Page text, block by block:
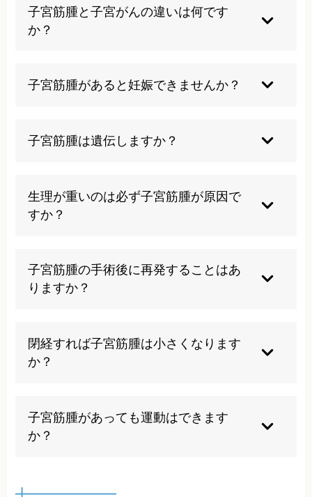
ものを持つことで症状が悪化する場合があるた
め、体調に合わせた生活を心がけましょう。
子宮筋腫と子宮がんの違いは何です
か？
せんが、子宮がんは悪性腫瘍で適切な治療が必要
です。定期検診で鑑別できます。
子宮筋腫があると妊娠できませんか？
とがありますが、多くの場合は妊娠可能です。医
師と相談して適切な治療を受けましょう。
子宮筋腫は遺伝しますか？
ありません。家族歴がある場合は定期的な検診を
受けることをお勧めします。
生理が重いのは必ず子宮筋腫が原因で
すか？
機能性出血など様々です。婦人科での検査で原因
を特定することが大切です。
子宮筋腫の手術後に再発することはあ
りますか？
子宮全摘術では再発はありません。術式により再
発リスクが異なります。
閉経すれば子宮筋腫は小さくなります
か？
場合筋腫は縮小します。症状も軽減されることが
期待できます。
子宮筋腫があっても運動はできます
か？
動は症状を悪化させる可能性があります。体調に